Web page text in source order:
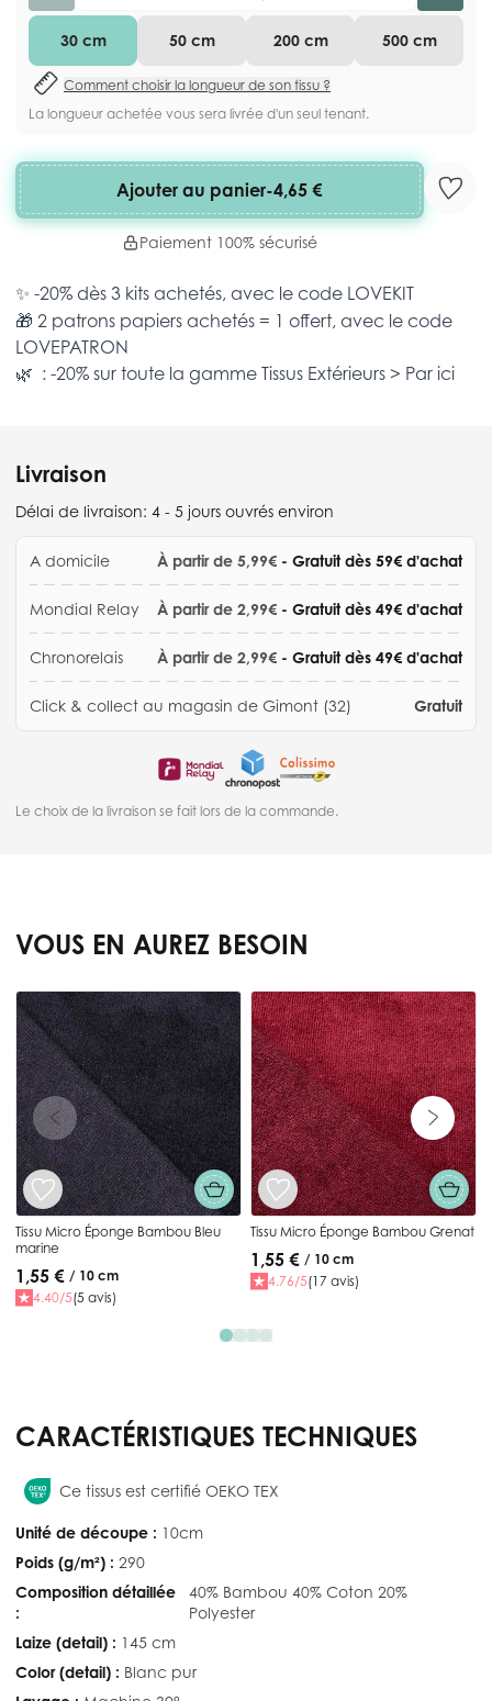
30 cm 50 cm 200 cm 500 cm
Comment choisir la longueur de son tissu ?
La longueur achetée vous sera livrée d'un seul tenant.
Ajouter au panier-4,65 €
Paiement 100% sécurisé
✨ -20% dès 3 kits achetés, avec le code LOVEKIT
🎁 2 patrons papiers achetés = 1 offert, avec le code
LOVEPATRON
🌿 : -20% sur toute la gamme Tissus Extérieurs > Par ici
Livraison
Délai de livraison: 4 - 5 jours ouvrés environ
A domicile À partir de 5,99€ - Gratuit dès 59€ d'achat
Mondial Relay À partir de 2,99€ - Gratuit dès 49€ d'achat
Chronorelais À partir de 2,99€ - Gratuit dès 49€ d'achat
Click & collect au magasin de Gimont (32) Gratuit
Le choix de la livraison se fait lors de la commande.
VOUS EN AUREZ BESOIN
Press to skip carousel
Tissu Micro Éponge Bambou Bleu
marine
1,55 € / 10 cm
4.40/5(5 avis)
Tissu Micro Éponge Bambou Grenat
1,55 € / 10 cm
4.76/5(17 avis)
CARACTÉRISTIQUES TECHNIQUES
Ce tissus est certifié OEKO TEX
Unité de découpe : 10cm
Poids (g/m²) : 290
Composition détaillée
:
40% Bambou 40% Coton 20%
Polyester
Laize (detail) : 145 cm
Color (detail) : Blanc pur